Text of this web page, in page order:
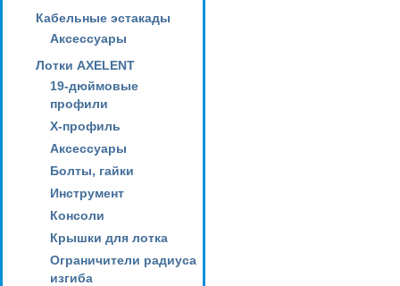
Кабельные эстакады
Аксессуары
Лотки AXELENT
19-дюймовые
профили
X-профиль
Аксессуары
Болты, гайки
Инструмент
Консоли
Крышки для лотка
Ограничители радиуса
изгиба